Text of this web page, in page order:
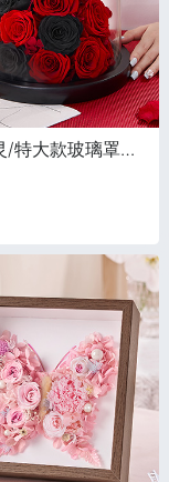
暗夜精灵/特大款玻璃罩永生花·永生花礼盒